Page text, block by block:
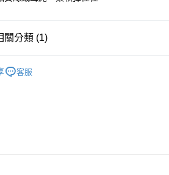
關分類 (1)
客服